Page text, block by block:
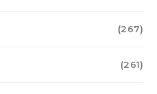
(267)
(261)